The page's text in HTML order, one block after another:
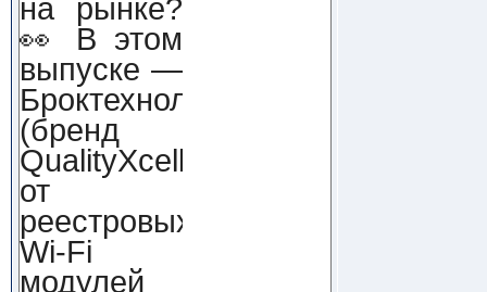
на рынке?
👀 В этом
выпуске —
Броктехнолоджи
(бренд
QualityXcellence):
от
реестровых
Wi-Fi
модулей